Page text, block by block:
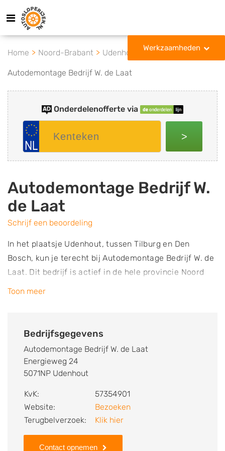
Werkzaamheden
Home Noord-Brabant Udenhout
Autodemontage Bedrijf W. de Laat
Onderdelenofferte via
>
Autodemontage Bedrijf W.
de Laat
Schrijf een beoordeling
In het plaatsje Udenhout, tussen Tilburg en Den
Bosch, kun je terecht bij Autodemontage Bedrijf W. de
Laat. Dit bedrijf is actief in de hele provincie Noord
Brabant en soms ook daar buiten. Autodemontage
gedemonteerde auto’s. Je kunt bij dit bedrijf terecht
allerlei merken en voor het verkopen van een
schadeauto of een sloopvoertuig. Hiervoor beschikt
auto’s op locatie kunnen worden opgehaald. Je
ontvangt van het bedrijf meestal een vergoeding en
een vrijwaringsbewijs. De autosloop is bij de RDW
Toon meer
Bedrijfsgegevens
Autodemontage Bedrijf W. de Laat
Energieweg 24
5071NP Udenhout
KvK:
57354901
Website:
Bezoeken
Terugbelverzoek:
Klik hier
Contact opnemen